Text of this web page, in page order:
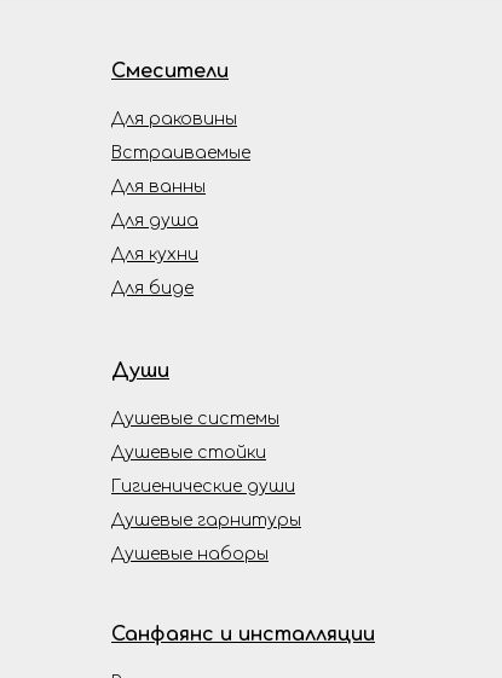
Смесители
Души
Душевые гарнитуры
Душевые наборы
Душевые системы
Гигиенические души
Встраиваемые
Для биде
Для кухни
Для ванны
Для душа
Для раковины
Душевые стойки
Санфаянс и инсталляции